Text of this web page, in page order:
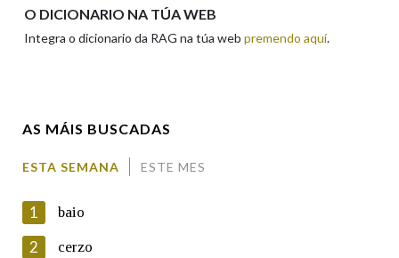
O DICIONARIO NA TÚA WEB
Integra o dicionario da RAG na túa web premendo aquí.
AS MÁIS BUSCADAS
ESTA SEMANA ESTE MES
1 baio
2 cerzo